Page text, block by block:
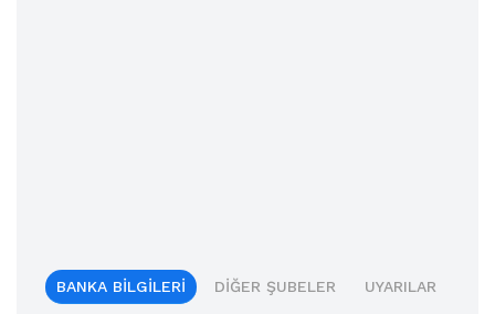
BANKA BILGILERI DIĞER ŞUBELER UYARILAR